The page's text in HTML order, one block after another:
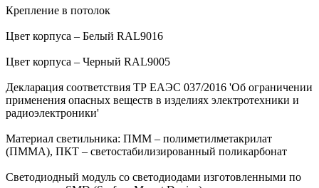
Крепление в потолок
Цвет корпуса – Белый RAL9016
Цвет корпуса – Черный RAL9005
Декларация соответствия ТР ЕАЭС 037/2016 'Об ограничении
применения опасных веществ в изделиях электротехники и
радиоэлектроники'
Материал светильника: ПММ – полиметилметакрилат
(ПММА), ПКТ – светостабилизированный поликарбонат
Светодиодный модуль со светодиодами изготовленными по